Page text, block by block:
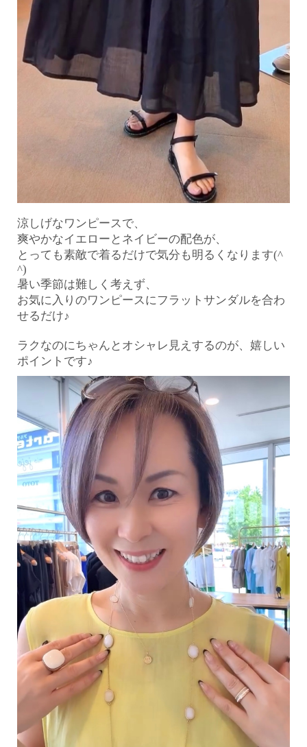
涼しげなワンピースで、
爽やかなイエローとネイビーの配色が、
とっても素敵で着るだけで気分も明るくなります(^
^)
暑い季節は難しく考えず、
お気に入りのワンピースにフラットサンダルを合わ
せるだけ♪
ラクなのにちゃんとオシャレ見えするのが、嬉しい
ポイントです♪